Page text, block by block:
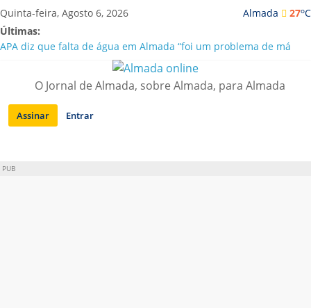
Saltar
para
conteúdo
Almada 27oC
Quinta-feira, Agosto 6, 2026
Últimas:
APA diz que falta de água em Almada “foi um problema de má
Laranjeiro | Cultura pop asiática invade a Casa Amarela
Ponte 25 de Abril celebra 60 anos com programa cultural entre
Lisboa e Almada
Situação de alerta em Almada renovada até final de Agosto
O Jornal de Almada, sobre Almada, para Almada
Assinar Entrar
PUB